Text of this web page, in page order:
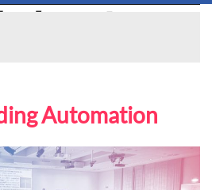
Automation